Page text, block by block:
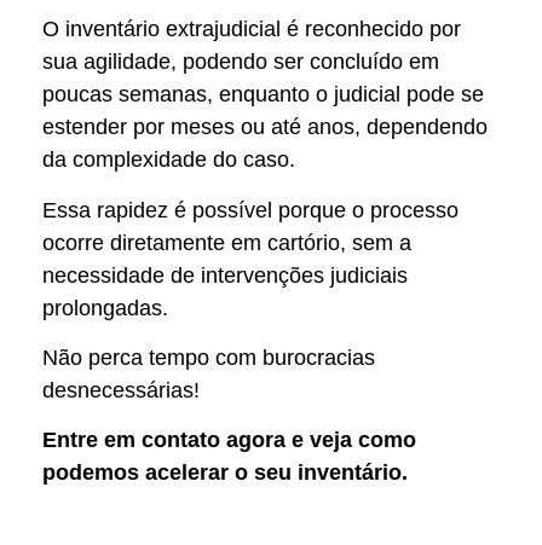
O inventário extrajudicial é reconhecido por
sua agilidade, podendo ser concluído em
poucas semanas, enquanto o judicial pode se
estender por meses ou até anos, dependendo
da complexidade do caso.
Essa rapidez é possível porque o processo
ocorre diretamente em cartório, sem a
necessidade de intervenções judiciais
prolongadas.
Não perca tempo com burocracias
desnecessárias!
Entre em contato agora e veja como
podemos acelerar o seu inventário.